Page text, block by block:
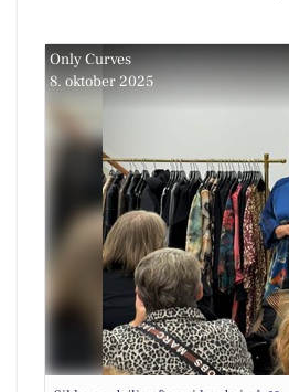
Only Curves
8. oktober 2025